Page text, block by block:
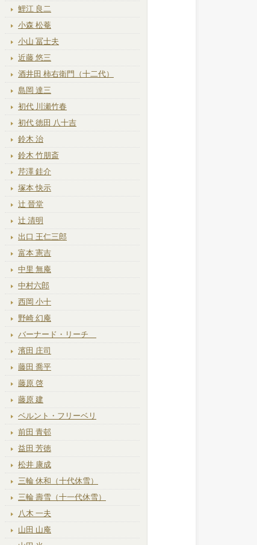
鯉江 良二
小森 松菴
小山 冨士夫
近藤 悠三
酒井田 柿右衛門（十二代）
島岡 達三
初代 川瀬竹春
初代 徳田 八十吉
鈴木 治
鈴木 竹朋斎
芹澤 銈介
塚本 快示
辻 晉堂
辻 清明
出口 王仁三郎
富本 憲吉
中里 無庵
中村六郎
西岡 小十
野崎 幻庵
バーナード・リーチ
濱田 庄司
藤田 喬平
藤原 啓
藤原 建
ベルント・フリーベリ
前田 青邨
益田 芳徳
松井 康成
三輪 休和（十代休雪）
三輪 壽雪（十一代休雪）
八木 一夫
山田 山庵